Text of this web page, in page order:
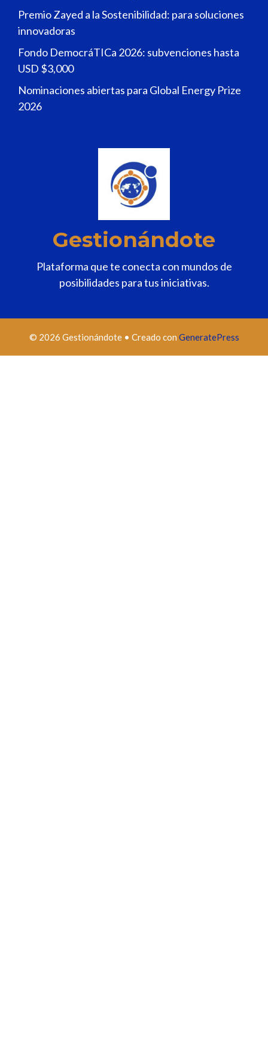
Premio Zayed a la Sostenibilidad: para soluciones
innovadoras
Fondo DemocráTICa 2026: subvenciones hasta
USD $3,000
Nominaciones abiertas para Global Energy Prize
2026
Gestionándote
Plataforma que te conecta con mundos de
posibilidades para tus iniciativas.
© 2026 Gestionándote• Creado con GeneratePress